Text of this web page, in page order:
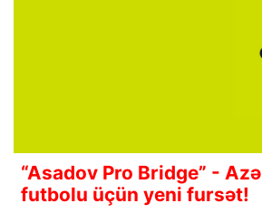
“Asadov Pro Bridge” -
futbolu üçün yeni fursət!